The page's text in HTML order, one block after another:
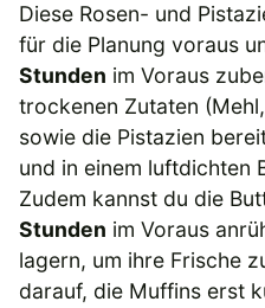
Diese Rosen- und
für die Planung voraus
Stunden im Voraus
trockenen Zutaten
sowie die Pistazien
und in einem luftdichten
Zudem kannst du die
Stunden im Voraus
lagern, um ihre Frische
darauf, die Muffins erst